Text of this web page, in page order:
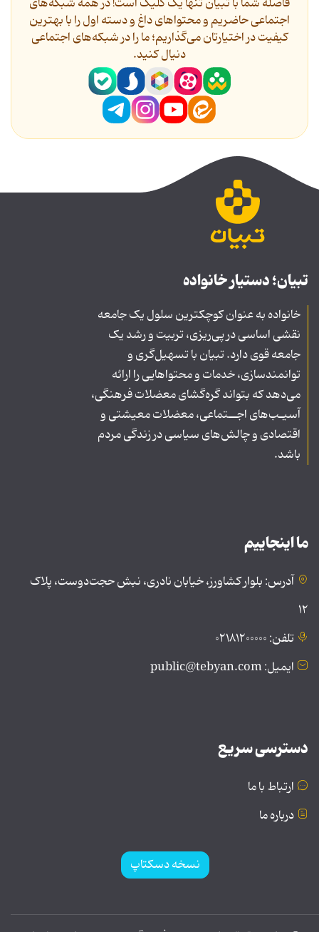
فاصله شما با تبیان تنها یک کلیک است! در همه شبکه‌های
اجتماعی حاضریم و محتواهای داغ و دسته اول را با بهترین
کیفیت در اختیارتان می‌گذاریم؛ ما را در شبکه‌های اجتماعی
دنیال کنید.
تبیان؛ دستیار خانواده
خانواده به عنوان کوچکترین سلول یک جامعه
نقشی اساسی در پی‌ریزی، تربیت و رشد یک
جامعه قوی دارد. تبیان با تسهیل‌گری و
توانمندسازی، خدمات و محتواهایی را ارائه
می‌دهد که بتواند گره‌گشای معضلات فرهنگی،
آسیـب‌های اجــتماعی، معضلات معیشتی و
اقتصادی و چالش‌های سیاسی در زندگی مردم
باشد.
ما اینجاییم
آدرس: بلوار کشاورز، خیابان نادری، نبش حجت‌دوست، پلاک
۱۲
تلفن: ۰۲۱۸۱۲۰۰۰۰۰
ایمیل: public@tebyan.com
دسترسی سریع
ارتباط با ما
درباره ما
نسخه دسکتاپ